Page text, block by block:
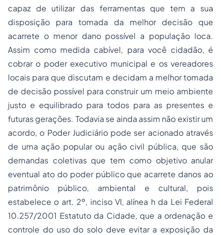
capaz de utilizar das ferramentas que tem a sua
disposição para tomada da melhor decisão que
acarrete o menor dano possível a população loca.
Assim como medida cabível, para você cidadão, é
cobrar o poder executivo municipal e os vereadores
locais para que discutam e decidam a melhor tomada
de decisão possível para construir um meio ambiente
justo e equilibrado para todos para as presentes e
futuras gerações. Todavia se ainda assim não existir um
acordo, o Poder Judiciário pode ser acionado através
de uma ação popular ou ação civil pública, que são
demandas coletivas que tem como objetivo anular
eventual ato do poder público que acarrete danos ao
patrimônio público, ambiental e cultural, pois
estabelece o art. 2º, inciso VI, alínea h da Lei Federal
10.257/2001 Estatuto da Cidade, que a ordenação e
controle do uso do solo deve evitar a exposição da